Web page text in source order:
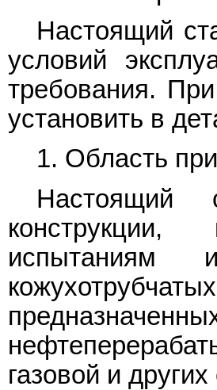
Настоящий
условий
требования.
установить в
1. Область
Настоящий
конструкции,
испытаниям
газовой и